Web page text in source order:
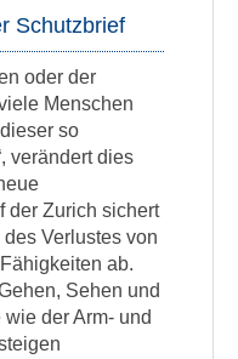
Schutzbrief
oder der
Menschen
so
verändert dies
der Zurich sichert
Verlustes von
ab.
Sehen und
der Arm- und